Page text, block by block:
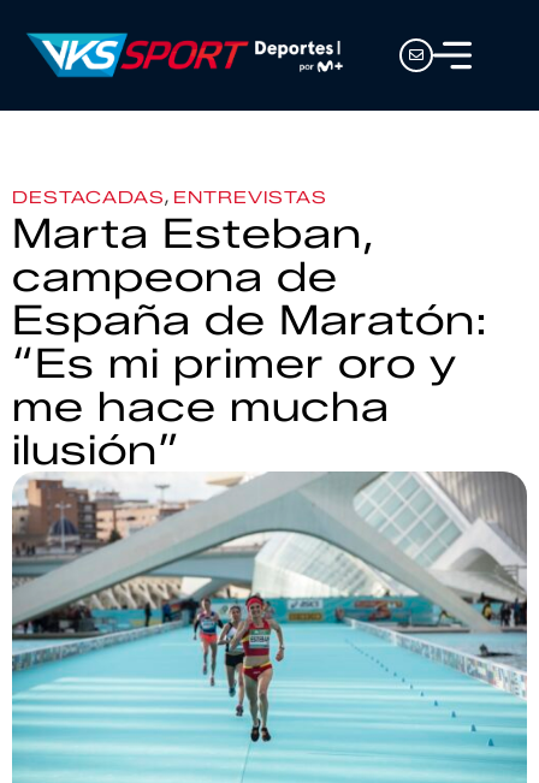
DESTACADAS, ENTREVISTAS
Marta Esteban,
campeona de
España de Maratón:
“Es mi primer oro y
me hace mucha
ilusión”